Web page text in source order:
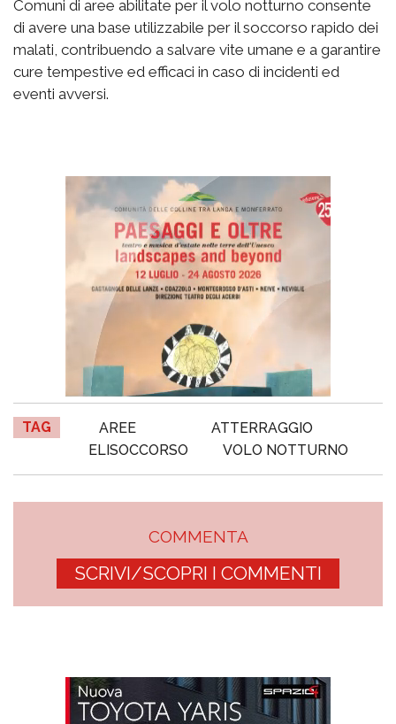
Comuni di aree abilitate per il volo notturno consente
di avere una base utilizzabile per il soccorso rapido dei
malati, contribuendo a salvare vite umane e a garantire
cure tempestive ed efficaci in caso di incidenti ed
eventi avversi.
TAG AREE
ATTERRAGGIO
ELISOCCORSO
VOLO NOTTURNO
COMMENTA
SCRIVI/SCOPRI I COMMENTI